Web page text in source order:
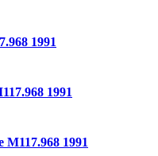
1991
1991
1991